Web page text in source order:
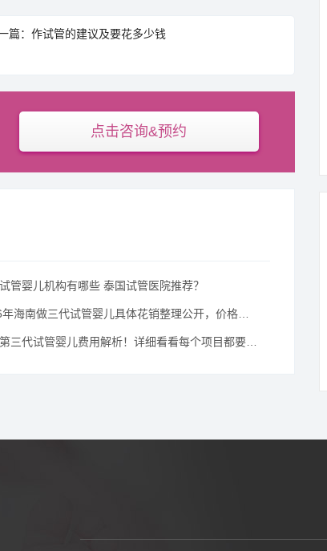
篇：作试管的建议及要花多少钱
点击咨询&预约
管婴儿机构有哪些 泰国试管医院推荐？
海南做三代试管婴儿具体花销整理公开，价格不贵直接冲！？
三代试管婴儿费用解析！详细看看每个项目都要花多少钱？